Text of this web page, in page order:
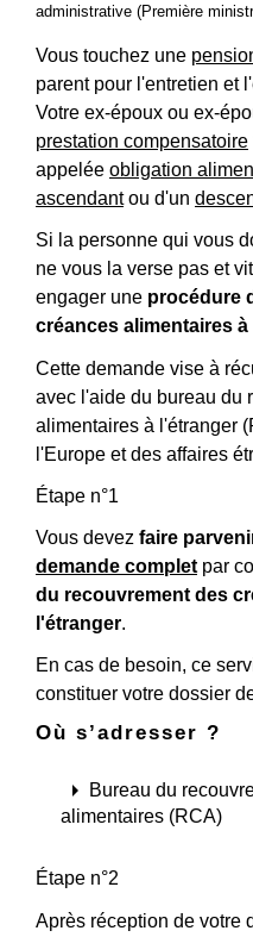
administrative (Première
Vous touchez une
parent pour l'entretien et
Votre ex-époux ou ex-
prestation compensatoire
appelée obligation
ascendantou d'un
Si la personne qui vous
ne vous la verse pas et
engager une procédure
créances alimentaires
Cette demande vise à
avec l'aide du bureau du
alimentaires à l'étranger
l'Europe et des affaires
Étape n°1
Vous devez faire
demande complet par
du recouvrement des
l'étranger.
En cas de besoin, ce
constituer votre dossier
Où s’adresser ?
arrow_right
Bureau du
alimentaires (RCA)
Étape n°2
Après réception de votre